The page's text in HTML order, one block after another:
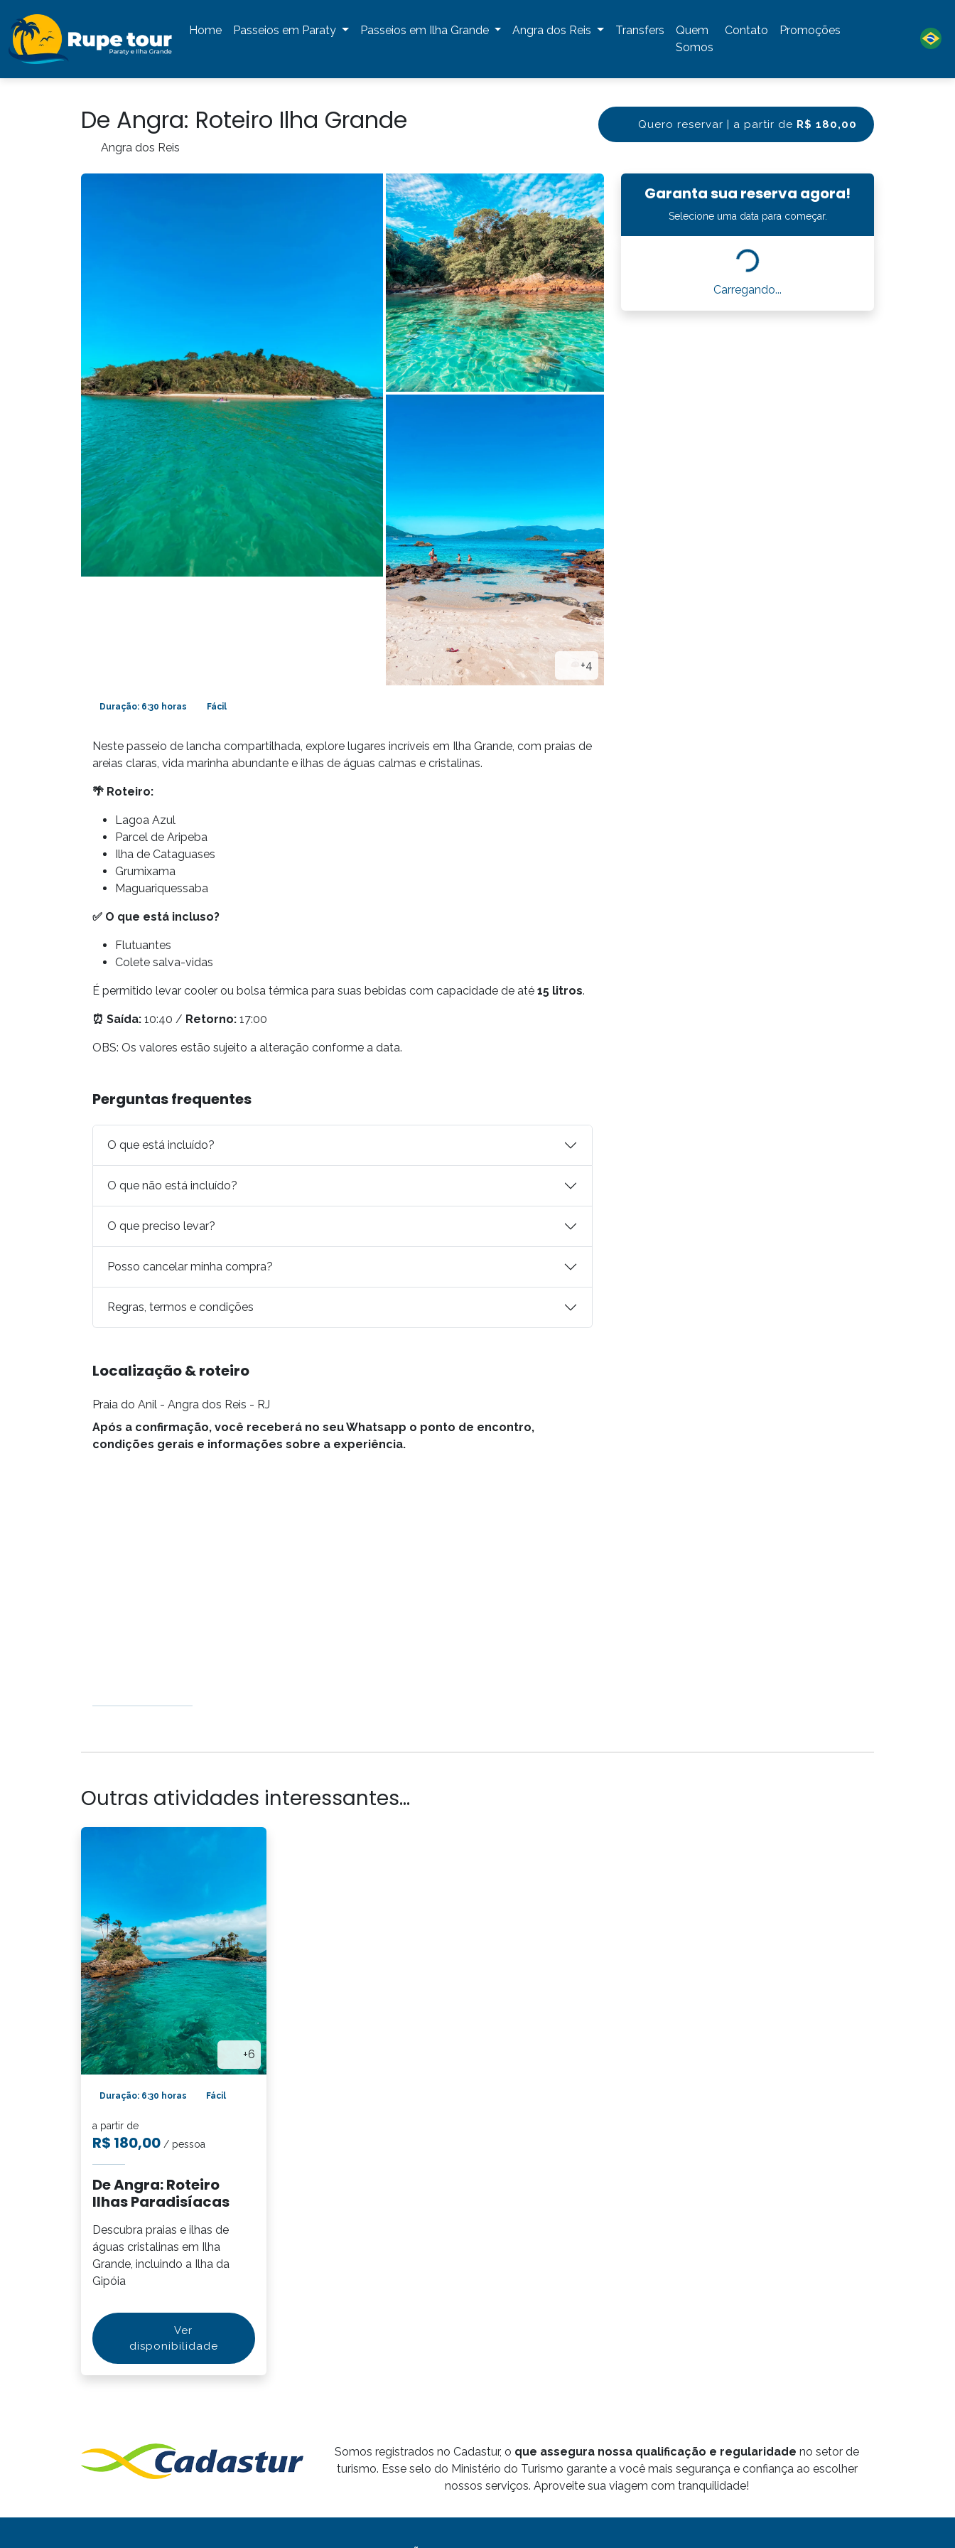
Home Passeios em Paraty Passeios em Ilha Grande Angra dos Reis Transfers
Quem
Somos
Contato Promoções
Quero reservar | a partir de R$ 180,00
De Angra: Roteiro Ilha Grande
Angra dos Reis
+4
Duração: 6:30 horas Fácil
Neste passeio de lancha compartilhada, explore lugares incríveis em Ilha Grande, com praias de
areias claras, vida marinha abundante e ilhas de águas calmas e cristalinas.
🌴 Roteiro:
Lagoa Azul
Parcel de Aripeba
Ilha de Cataguases
Grumixama
Maguariquessaba
✅ O que está incluso?
Flutuantes
Colete salva-vidas
É permitido levar cooler ou bolsa térmica para suas bebidas com capacidade de até 15 litros.
⏰ Saída: 10:40 / Retorno: 17:00
OBS: Os valores estão sujeito a alteração conforme a data.
Perguntas frequentes
O que está incluído?
O que não está incluído?
O que preciso levar?
Posso cancelar minha compra?
Regras, termos e condições
Localização & roteiro
Praia do Anil - Angra dos Reis - RJ
Após a confirmação, você receberá no seu Whatsapp o ponto de encontro,
condições gerais e informações sobre a experiência.
Garanta sua reserva agora!
Selecione uma data para começar.
Carregando...
Outras atividades interessantes...
+6
Duração: 6:30 horas Fácil
a partir de
R$ 180,00 / pessoa
De Angra: Roteiro
Ilhas Paradisíacas
Descubra praias e ilhas de
águas cristalinas em Ilha
Grande, incluindo a Ilha da
Gipóia
Ver
disponibilidade
Somos registrados no Cadastur, o que assegura nossa qualificação e regularidade no setor de
turismo. Esse selo do Ministério do Turismo garante a você mais segurança e confiança ao escolher
nossos serviços. Aproveite sua viagem com tranquilidade!